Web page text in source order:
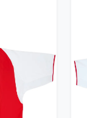
Shirt